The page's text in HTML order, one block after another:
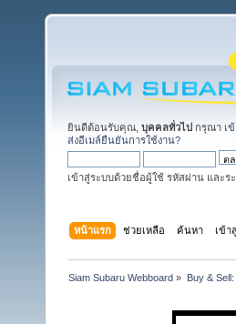
ยินดีต้อนรับคุณ, บุคคลทั่วไป กรุณา เ
ส่งอีเมล์ยืนยันการใช้งาน?
เข้าสู่ระบบด้วยชื่อผู้ใช้ รหัสผ่าน และร
หน้าแรก ช่วยเหลือ ค้นหา เข้า
Siam Subaru Webboard » Buy &